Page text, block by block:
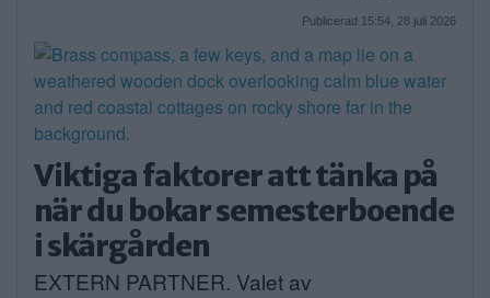
Publicerad 15:54, 28 juli 2026
Viktiga faktorer att tänka på
när du bokar semesterboende
i skärgården
EXTERN PARTNER. Valet av